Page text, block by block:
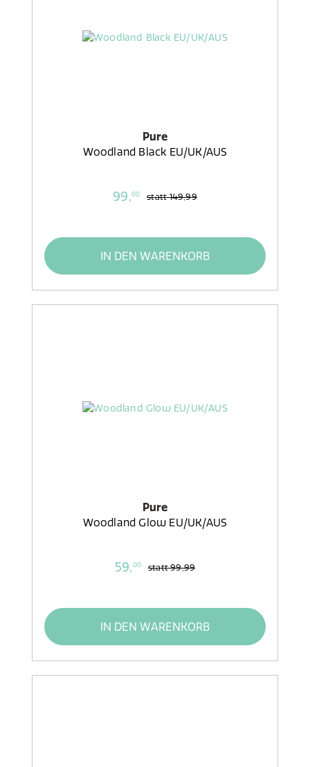
Pure
Woodland Black EU/UK/AUS
99,00 statt149,99
IN DEN WARENKORB
Pure
Woodland Glow EU/UK/AUS
59,00 statt99,99
IN DEN WARENKORB